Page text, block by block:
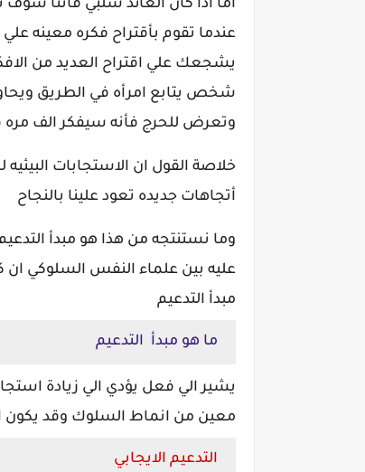
اما اذا كان العائد سلبي فأننا
عندما تقوم بأقتراح فكره معينه
يشجعك علي اقتراح العديد من
شخص يتابع امرأه في الطريق
وتعرض للحرج فأنه سيفكر الف مره
خلاصة القول ان الاستجابات
أتجاهات جديده تعود علينا بالنجاح
وما نستنتجه من هذا هو مبدأ
عليه بين علماء النفس السلوكي ان
مبدأ التدعيم
ما هو مبدأ التدعيم
يشير الي فعل يؤدي الي زيادة
معين من انماط السلوك وقد يكون
التدعيم الايجابي